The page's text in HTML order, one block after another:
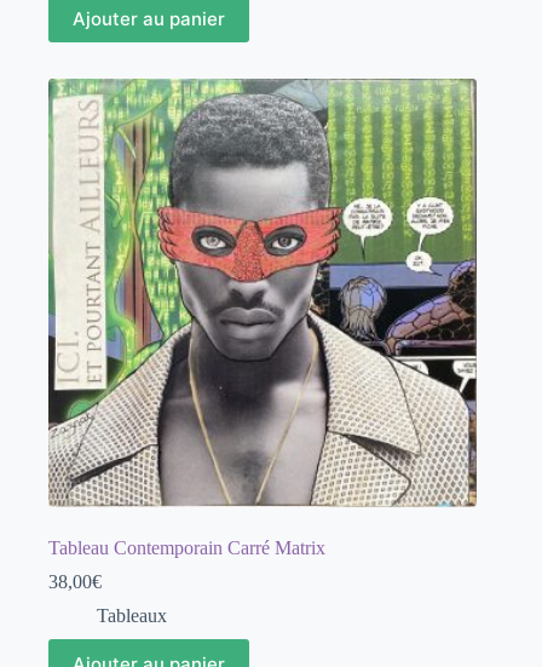
Ajouter au panier
Tableau Contemporain Carré Matrix
38,00€
Tableaux